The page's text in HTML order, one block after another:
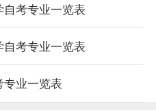
考专业一览表
考专业一览表
专业一览表